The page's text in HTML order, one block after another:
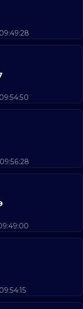
09:49:28
09:54:50
09:56:28
09:54:15